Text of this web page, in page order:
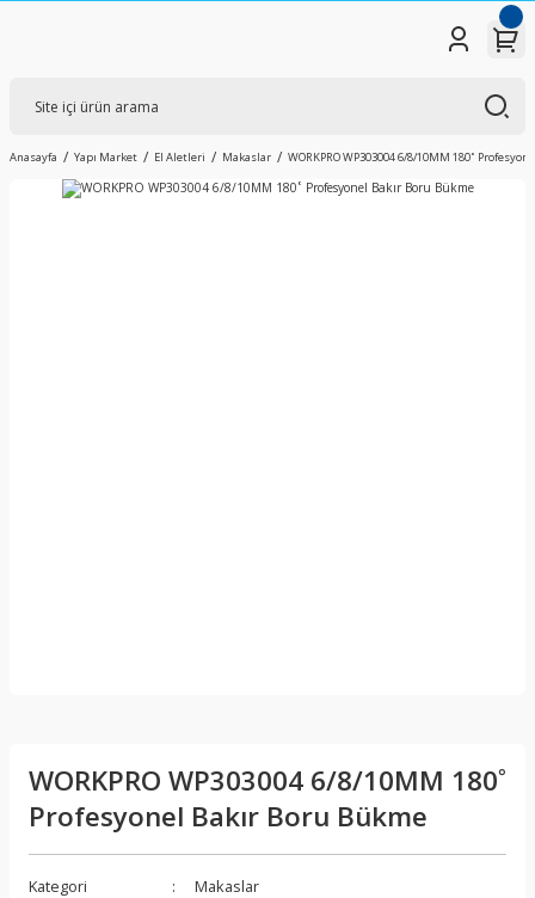
Anasayfa Yapı Market El Aletleri Makaslar WORKPRO WP303004 6/8/10MM 180˚
WORKPRO WP303004 6/8/10MM 180˚
Profesyonel Bakır Boru Bükme
Kategori
Makaslar